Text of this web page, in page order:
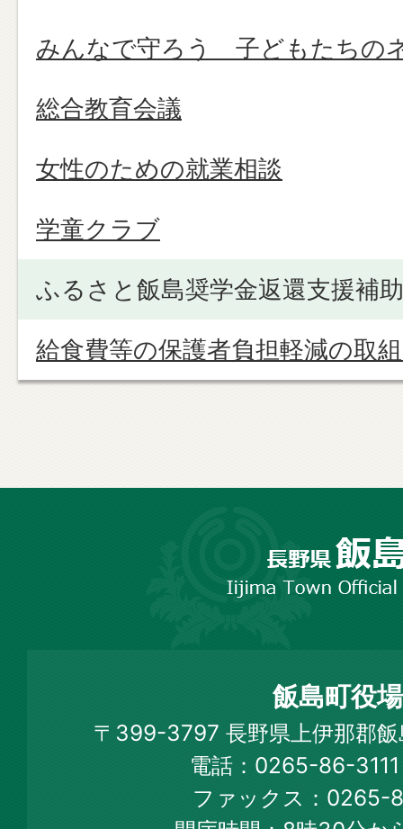
みんなで守ろう 子どもたちの
総合教育会議
女性のための就業相談
学童クラブ
ふるさと飯島奨学金返還支援補
給食費等の保護者負担軽減の取
Town
Official
Web
飯島町役場
〒399-3797 長野県上伊那郡
電話：0265-86-
ファックス：0265-